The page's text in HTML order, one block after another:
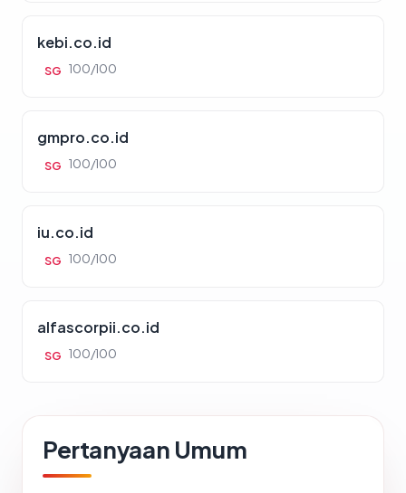
kebi.co.id
SG 100/100
gmpro.co.id
SG 100/100
iu.co.id
SG 100/100
alfascorpii.co.id
SG 100/100
Pertanyaan Umum